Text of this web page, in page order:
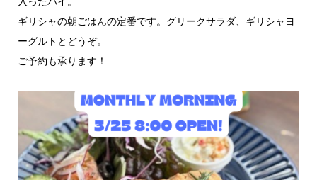
ギリシャの朝ごはんの定番です。グリークサラダ、ギリシャヨ
ーグルトとどうぞ。
ご予約も承ります！